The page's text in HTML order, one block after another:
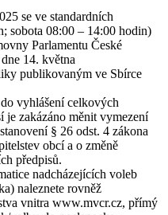
se ve standardních
sobota 08:00 – 14:00 hodin)
Parlamentu České
14. května
publikovaným ve Sbírce
vyhlášení celkových
zakázáno měnit vymezení
§ 26 odst. 4 zákona
obcí a o změně
předpisů.
nadcházejících voleb
naleznete rovněž
vnitra www.mvcr.cz, přímý